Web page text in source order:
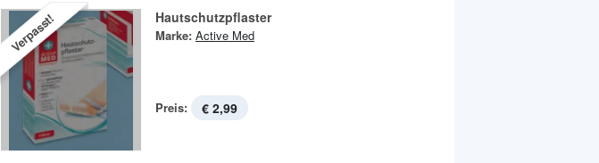
Verpasst! Hautschutzpflaster
Marke: Active Med
Preis: € 2,99